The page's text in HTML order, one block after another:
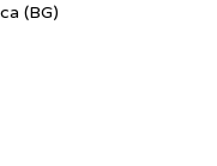
(BG)